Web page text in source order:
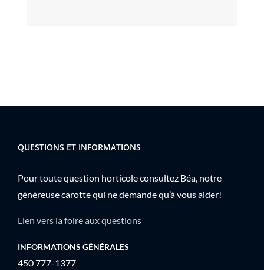
QUESTIONS ET INFORMATIONS
Pour toute question horticole consultez Béa, notre
généreuse carotte qui ne demande qu’à vous aider!
Lien vers la foire aux questions
INFORMATIONS GÉNÉRALES
450 777-1377